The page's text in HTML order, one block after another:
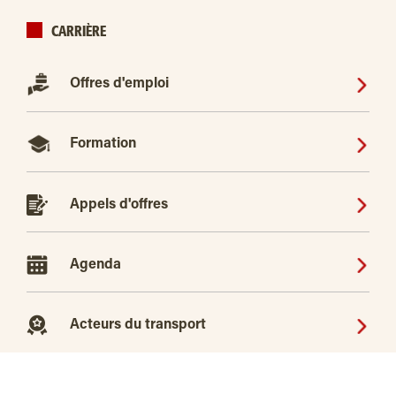
CARRIÈRE
Offres d'emploi
Formation
Appels d'offres
Agenda
Acteurs du transport